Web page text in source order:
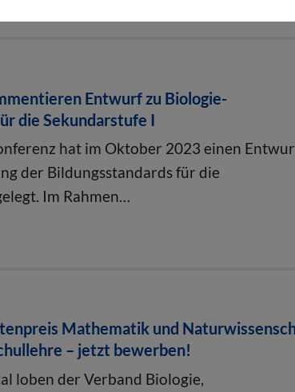
Entwurf zu Biologie-
die Sekundarstufe I
hat im Oktober 2023 einen
der Bildungsstandards für die
Im Rahmen…
Mathematik und
– jetzt bewerben!
loben der Verband Biologie,